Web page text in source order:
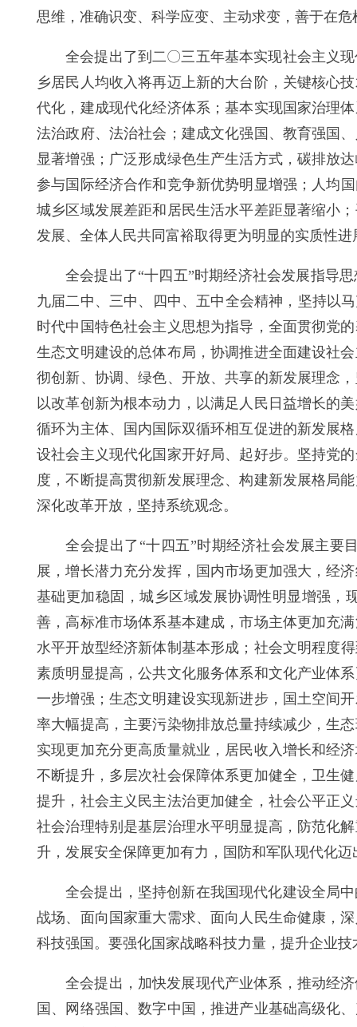
思维，准确识变、科学应变、主动求变，善于在
全会提出了到二〇三五年基本实现社会主义
乡居民人均收入将再迈上新的大台阶，关键核心
代化，建成现代化经济体系；基本实现国家治理
法治政府、法治社会；建成文化强国、教育强国
显著增强；广泛形成绿色生产生活方式，碳排放
参与国际经济合作和竞争新优势明显增强；人均
城乡区域发展差距和居民生活水平差距显著缩小
发展、全体人民共同富裕取得更为明显的实质性进
全会提出了“十四五”时期经济社会发展指导
九届二中、三中、四中、五中全会精神，坚持以
时代中国特色社会主义思想为指导，全面贯彻党
生态文明建设的总体布局，协调推进全面建设社
彻创新、协调、绿色、开放、共享的新发展理念
以改革创新为根本动力，以满足人民日益增长的
循环为主体、国内国际双循环相互促进的新发展
设社会主义现代化国家开好局、起好步。坚持党
度，不断提高贯彻新发展理念、构建新发展格局
深化改革开放，坚持系统观念。
全会提出了“十四五”时期经济社会发展主要
展，增长潜力充分发挥，国内市场更加强大，经
基础更加稳固，城乡区域发展协调性明显增强，
善，高标准市场体系基本建成，市场主体更加充
水平开放型经济新体制基本形成；社会文明程度
素质明显提高，公共文化服务体系和文化产业体
一步增强；生态文明建设实现新进步，国土空间
率大幅提高，主要污染物排放总量持续减少，生
实现更加充分更高质量就业，居民收入增长和经
不断提升，多层次社会保障体系更加健全，卫生
提升，社会主义民主法治更加健全，社会公平正
社会治理特别是基层治理水平明显提高，防范化
升，发展安全保障更加有力，国防和军队现代化迈
全会提出，坚持创新在我国现代化建设全局
战场、面向国家重大需求、面向人民生命健康，
科技强国。要强化国家战略科技力量，提升企业
全会提出，加快发展现代产业体系，推动经
国、网络强国、数字中国，推进产业基础高级化